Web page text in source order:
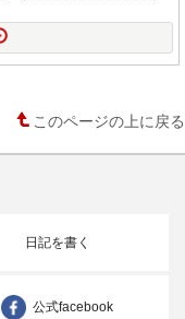
このページの上に戻る
日記を書く
公式facebook